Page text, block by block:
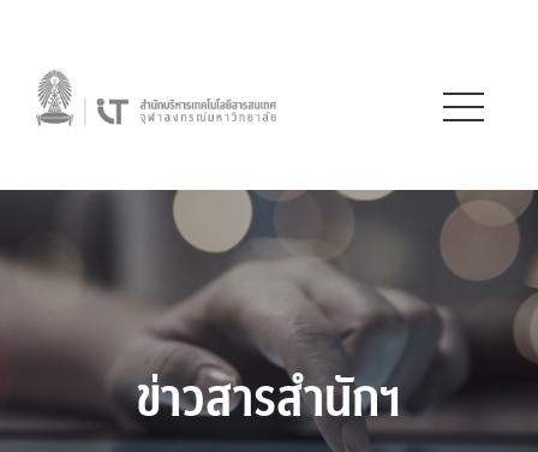
ข่าวสารสำนักฯ